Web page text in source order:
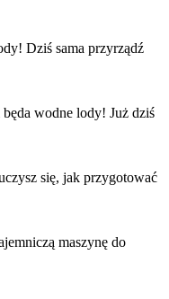
Dziś sama przyrządź
wodne lody! Już dziś
się, jak przygotować
maszynę do